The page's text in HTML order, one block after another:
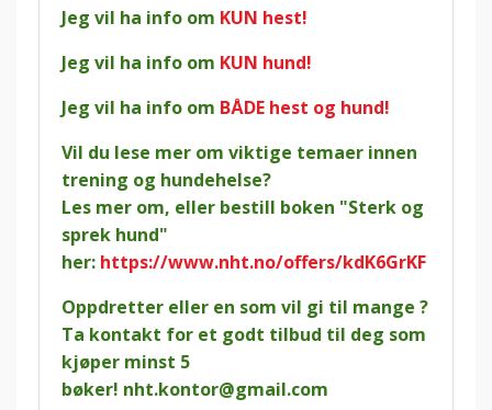
Jeg vil ha info om KUN hest!
Jeg vil ha info om KUN hund!
Jeg vil ha info om BÅDE hest og hund!
Vil du lese mer om viktige temaer innen
trening og hundehelse?
Les mer om, eller bestill boken "Sterk og
sprek hund"
her: https://www.nht.no/offers/kdK6GrKF
Oppdretter eller en som vil gi til mange ?
Ta kontakt for et godt tilbud til deg som
kjøper minst 5
bøker! nht.kontor@gmail.com